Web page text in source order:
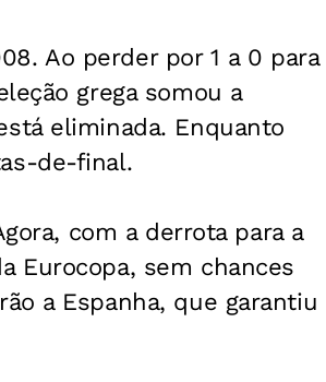
Ao perder por 1 a 0 para
grega somou a
eliminada. Enquanto
de-final.
com a derrota para a
Eurocopa, sem chances
a Espanha, que garantiu